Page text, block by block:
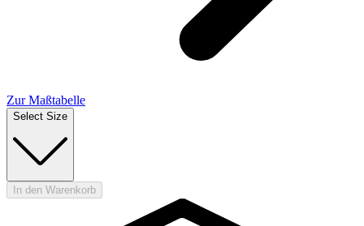
Zur Maßtabelle
Select Size
In den Warenkorb